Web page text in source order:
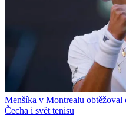
Menšíka v Montrealu obtěžoval
Čecha i svět tenisu